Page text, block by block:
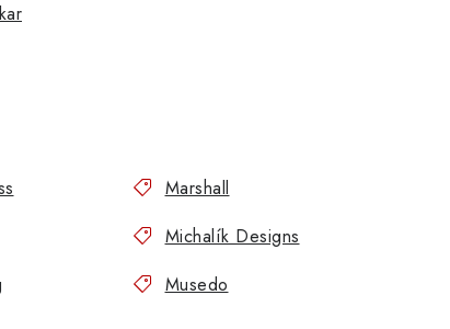
Marshall
Michalík Designs
Musedo